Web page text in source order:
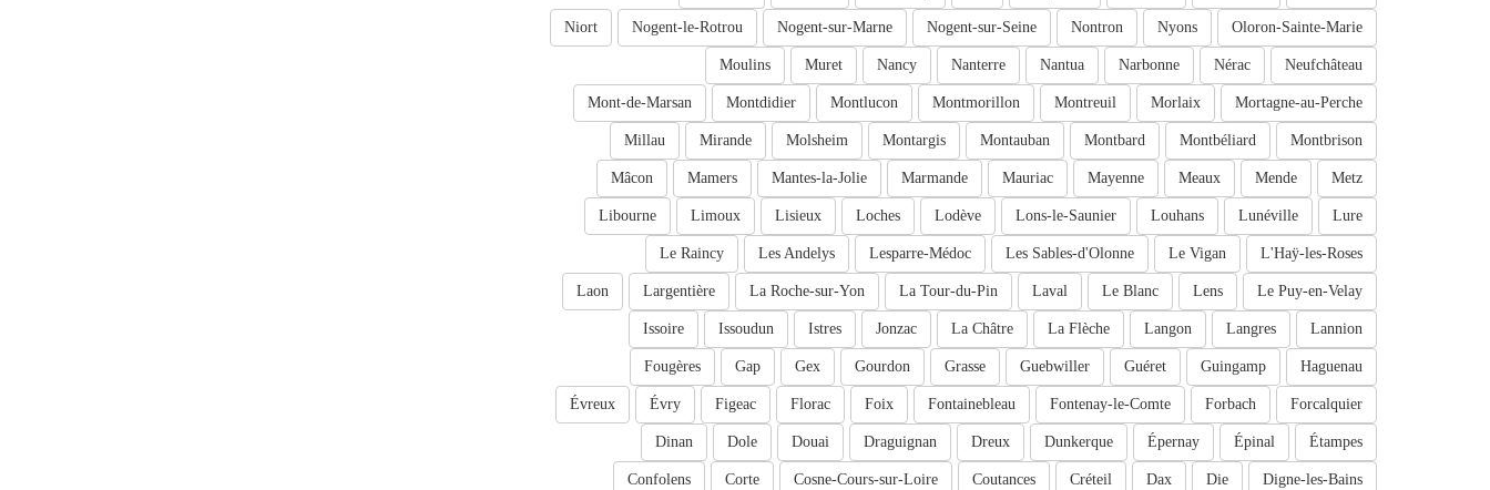
Oloron-Sainte-Marie
Nyons
Nontron
Nogent-sur-Seine
Nogent-sur-Marne
Nogent-le-Rotrou
Niort
Neufchâteau
Nérac
Narbonne
Nantua
Nanterre
Nancy
Muret
Moulins
Mortagne-au-Perche
Morlaix
Montreuil
Montmorillon
Montlucon
Montdidier
Mont-de-Marsan
Montbrison
Montbéliard
Montbard
Montauban
Montargis
Molsheim
Mirande
Millau
Metz
Mende
Meaux
Mayenne
Mauriac
Marmande
Mantes-la-Jolie
Mamers
Mâcon
Lure
Lunéville
Louhans
Lons-le-Saunier
Lodève
Loches
Lisieux
Limoux
Libourne
L'Haÿ-les-Roses
Le Vigan
Les Sables-d'Olonne
Lesparre-Médoc
Les Andelys
Le Raincy
Le Puy-en-Velay
Lens
Le Blanc
Laval
La Tour-du-Pin
La Roche-sur-Yon
Largentière
Laon
Lannion
Langres
Langon
La Flèche
La Châtre
Jonzac
Istres
Issoudun
Issoire
Haguenau
Guingamp
Guéret
Guebwiller
Grasse
Gourdon
Gex
Gap
Fougères
Forcalquier
Forbach
Fontenay-le-Comte
Fontainebleau
Foix
Florac
Figeac
Évry
Évreux
Étampes
Épinal
Épernay
Dunkerque
Dreux
Draguignan
Douai
Dole
Dinan
Digne-les-Bains
Die
Dax
Créteil
Coutances
Cosne-Cours-sur-Loire
Corte
Confolens